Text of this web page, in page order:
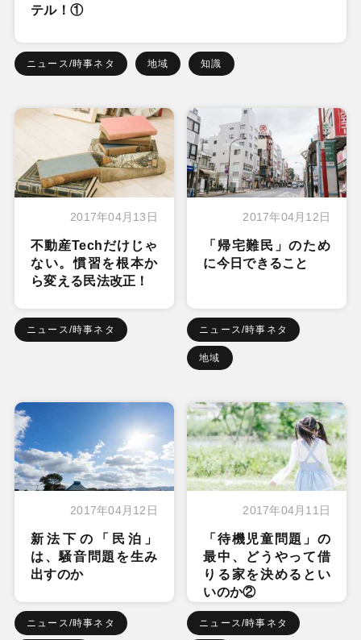
テル！①
ニュース/時事ネタ 地域 知識
2017年04月13日
不動産Techだけじゃ
ない。慣習を根本か
ら変える民法改正！
ニュース/時事ネタ
2017年04月12日
「帰宅難民」のため
に今日できること
ニュース/時事ネタ
地域
2017年04月12日
新法下の「民泊」
は、騒音問題を生み
出すのか
ニュース/時事ネタ
2017年04月11日
「待機児童問題」の
最中、どうやって借
りる家を決めるとい
いのか②
ニュース/時事ネタ